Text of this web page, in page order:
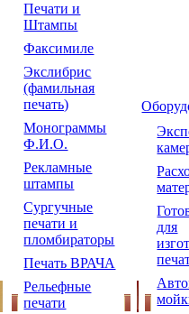
Печати и
Штампы
Факсимиле
Экслибрис
(фамильная
печать)
Монограммы
Ф.И.О.
Рекламные
штампы
Сургучные
печати и
пломбираторы
Печать ВРАЧА
Рельефные
печати
для